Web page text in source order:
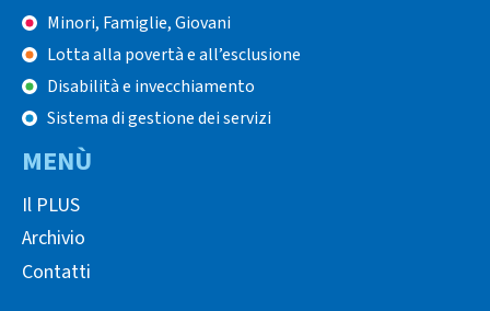
Minori, Famiglie, Giovani
Lotta alla povertà e all’esclusione
Disabilità e invecchiamento
Sistema di gestione dei servizi
MENÙ
Il PLUS
Archivio
Contatti